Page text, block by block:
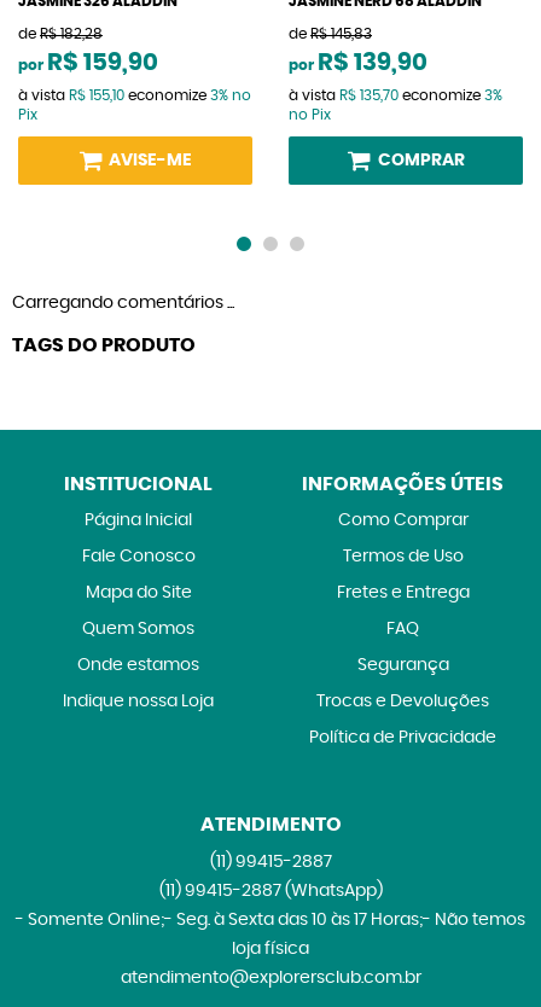
de R$ 182,28
por R$ 159,90
à vista R$ 155,10 economize 3% no
Pix
AVISE-ME
de R$ 145,83
por R$ 139,90
à vista R$ 135,70 economize 3%
no Pix
COMPRAR
Carregando comentários ...
TAGS DO PRODUTO
INSTITUCIONAL
Página Inicial
Fale Conosco
Mapa do Site
Quem Somos
Onde estamos
Indique nossa Loja
INFORMAÇÕES ÚTEIS
Como Comprar
Termos de Uso
Fretes e Entrega
FAQ
Segurança
Trocas e Devoluções
Política de Privacidade
ATENDIMENTO
(11)99415-2887
(11)99415-2887 (WhatsApp)
- Somente Online;- Seg. à Sexta das 10 às 17 Horas;- Não temos
loja física
atendimento@explorersclub.com.br